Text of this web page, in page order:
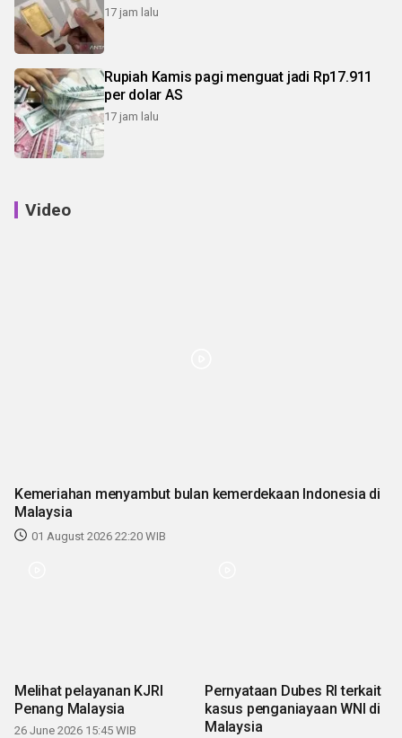
17 jam lalu
Rupiah Kamis pagi menguat jadi Rp17.911
per dolar AS
17 jam lalu
Video
Kemeriahan menyambut bulan kemerdekaan Indonesia di
Malaysia
01 August 2026 22:20 WIB
Melihat pelayanan KJRI
Penang Malaysia
26 June 2026 15:45 WIB
Pernyataan Dubes RI terkait
kasus penganiayaan WNI di
Malaysia